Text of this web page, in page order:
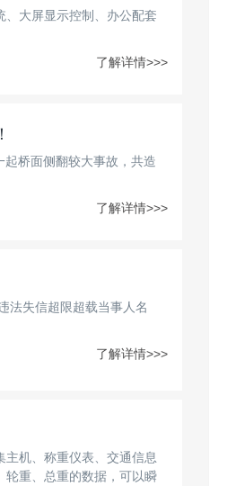
、大屏显示控制、办公配套
了解详情>>>
桥面侧翻较大事故，共造
了解详情>>>
法失信超限超载当事人名
了解详情>>>
机、称重仪表、交通信息
轮重、总重的数据，可以瞬